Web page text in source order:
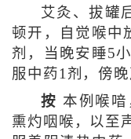
艾灸、拔罐
顿开，自觉喉中
剂，当晚安睡5
服中药1剂，傍晚
按 本例喉喑
熏灼咽喉，以至